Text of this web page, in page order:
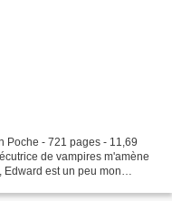
Poche - 721 pages - 11,69
de vampires m'amène
est un peu mon